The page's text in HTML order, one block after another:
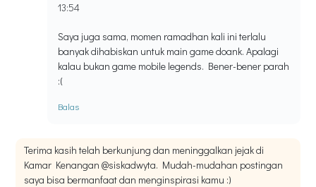
13:54
Saya juga sama, momen ramadhan kali ini terlalu
banyak dihabiskan untuk main game doank. Apalagi
kalau bukan game mobile legends. Bener-bener parah
:(
Balas
Terima kasih telah berkunjung dan meninggalkan jejak di
Kamar Kenangan @siskadwyta. Mudah-mudahan postingan
saya bisa bermanfaat dan menginspirasi kamu :)